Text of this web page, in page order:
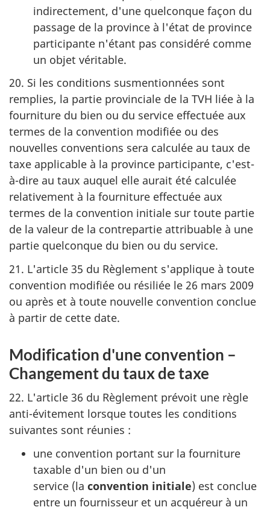
indirectement, d'une quelconque façon du
passage de la province à l'état de province
participante n'étant pas considéré comme
un objet véritable.
20. Si les conditions susmentionnées sont
remplies, la partie provinciale de la TVH liée à la
fourniture du bien ou du service effectuée aux
termes de la convention modifiée ou des
nouvelles conventions sera calculée au taux de
taxe applicable à la province participante, c'est-
à-dire au taux auquel elle aurait été calculée
relativement à la fourniture effectuée aux
termes de la convention initiale sur toute partie
de la valeur de la contrepartie attribuable à une
partie quelconque du bien ou du service.
21. L'article 35 du Règlement s'applique à toute
convention modifiée ou résiliée le 26 mars 2009
ou après et à toute nouvelle convention conclue
à partir de cette date.
Modification d'une convention –
Changement du taux de taxe
22. L'article 36 du Règlement prévoit une règle
anti-évitement lorsque toutes les conditions
suivantes sont réunies :
une convention portant sur la fourniture
taxable d'un bien ou d'un
service (la convention initiale) est conclue
entre un fournisseur et un acquéreur à un